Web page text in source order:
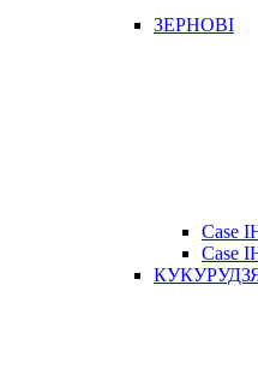
ЗЕРНОВІ
Case
Case